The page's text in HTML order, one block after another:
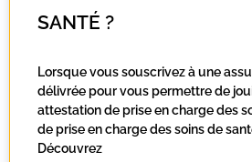
SANTÉ ?
Lorsque vous souscrivez à une
délivrée pour vous permettre de
attestation de prise en charge des
de prise en charge des soins de
Découvrez